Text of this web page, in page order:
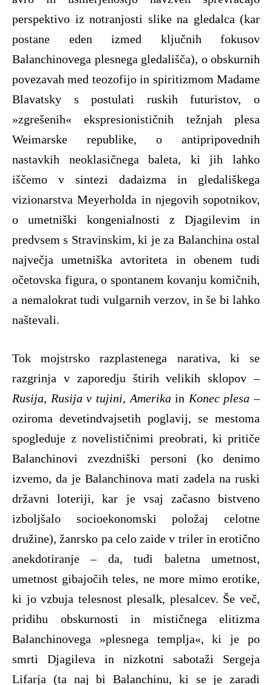
perspektivo iz notranjosti slike na gledalca (kar
postane eden izmed ključnih fokusov
Balanchinovega plesnega gledališča), o obskurnih
povezavah med teozofijo in spiritizmom Madame
Blavatsky s postulati ruskih futuristov, o
»zgrešenih« ekspresionističnih težnjah plesa
Weimarske republike, o antipripovednih
nastavkih neoklasičnega baleta, ki jih lahko
iščemo v sintezi dadaizma in gledališkega
vizionarstva Meyerholda in njegovih sopotnikov,
o umetniški kongenialnosti z Djagilevim in
predvsem s Stravinskim, ki je za Balanchina ostal
največja umetniška avtoriteta in obenem tudi
očetovska figura, o spontanem kovanju komičnih,
a nemalokrat tudi vulgarnih verzov, in še bi lahko
naštevali.
Tok mojstrsko razplastenega narativa, ki se
razgrinja v zaporedju štirih velikih sklopov –
Rusija, Rusija v tujini, Amerikain Konec plesa –
oziroma devetindvajsetih poglavij, se mestoma
spogleduje z novelističnimi preobrati, ki pritiče
Balanchinovi zvezdniški personi (ko denimo
izvemo, da je Balanchinova mati zadela na ruski
državni loteriji, kar je vsaj začasno bistveno
izboljšalo socioekonomski položaj celotne
družine), žanrsko pa celo zaide v triler in erotično
anekdotiranje – da, tudi baletna umetnost,
umetnost gibajočih teles, ne more mimo erotike,
ki jo vzbuja telesnost plesalk, plesalcev. Še več,
pridihu obskurnosti in mističnega elitizma
Balanchinovega »plesnega templja«, ki je po
smrti Djagileva in nizkotni sabotaži Sergeja
Lifarja (ta naj bi Balanchinu, ki se je zaradi